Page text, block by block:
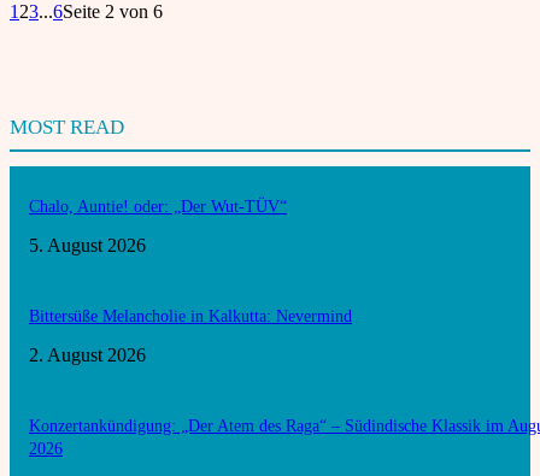
1 23...6Seite 2 von 6
MOST READ
Chalo, Auntie! oder: „Der Wut-TÜV“
5. August 2026
Bittersüße Melancholie in Kalkutta: Nevermind
2. August 2026
Konzertankündigung: „Der Atem des Raga“ – Südindische Klassik im
2026